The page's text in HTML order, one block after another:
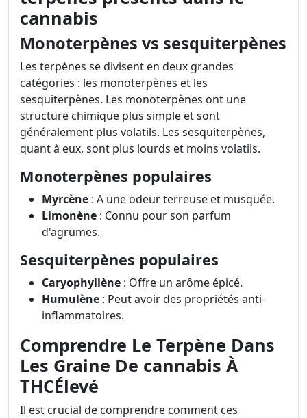
cannabis
Monoterpènes vs sesquiterpènes
Les terpènes se divisent en deux grandes
catégories : les monoterpènes et les
sesquiterpènes. Les monoterpènes ont une
structure chimique plus simple et sont
généralement plus volatils. Les sesquiterpènes,
quant à eux, sont plus lourds et moins volatils.
Monoterpènes populaires
Myrcène : A une odeur terreuse et musquée.
Limonène : Connu pour son parfum
d'agrumes.
Sesquiterpènes populaires
Caryophyllène : Offre un arôme épicé.
Humulène : Peut avoir des propriétés anti-
inflammatoires.
Comprendre Le Terpène Dans
Les Graine De cannabis À
THCÉlevé
Il est crucial de comprendre comment ces